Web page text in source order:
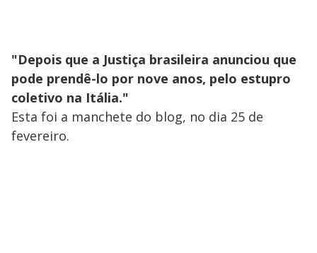
"Depois que a Justiça brasileira anunciou que
pode prendê-lo por nove anos, pelo estupro
coletivo na Itália."
Esta foi a manchete do blog, no dia 25 de
fevereiro.